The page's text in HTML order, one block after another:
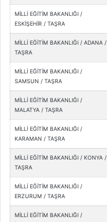
MİLLİ EĞİTİM BAKANLIĞI /
ESKİŞEHİR / TAŞRA
MİLLİ EĞİTİM BAKANLIĞI / ADANA /
TAŞRA
MİLLİ EĞİTİM BAKANLIĞI /
SAMSUN / TAŞRA
MİLLİ EĞİTİM BAKANLIĞI /
MALATYA / TAŞRA
MİLLİ EĞİTİM BAKANLIĞI /
KARAMAN / TAŞRA
MİLLİ EĞİTİM BAKANLIĞI / KONYA /
TAŞRA
MİLLİ EĞİTİM BAKANLIĞI /
ERZURUM / TAŞRA
MİLLİ EĞİTİM BAKANLIĞI /